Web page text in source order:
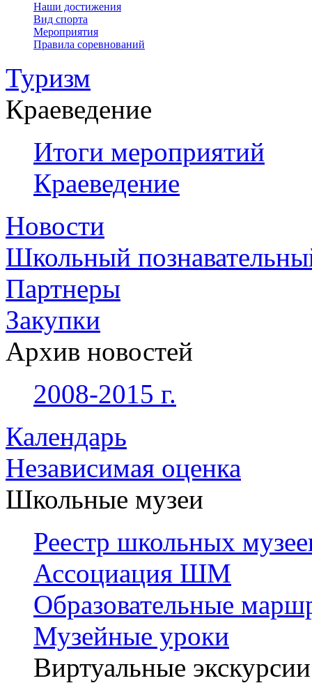
Наши достижения
Вид спорта
Мероприятия
Правила соревнований
Туризм
Краеведение
Итоги мероприятий
Краеведение
Новости
Школьный
Партнеры
Закупки
Архив новостей
2008-2015 г.
Календарь
Независимая оценка
Школьные музеи
Реестр школьных
Ассоциация ШМ
Образовательные
Музейные уроки
Виртуальные экскурсии